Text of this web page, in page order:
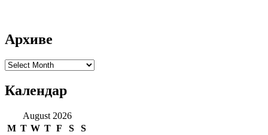
Архиве
Архиве
Календар
August 2026
M T W T F S
S